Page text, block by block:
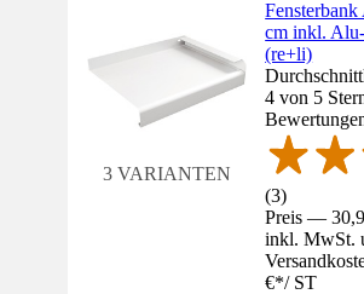
3 VARIANTEN
cm inkl.
(re+li)
4 von 5
(3)
Preis —
inkl. MwSt.
€*/ ST